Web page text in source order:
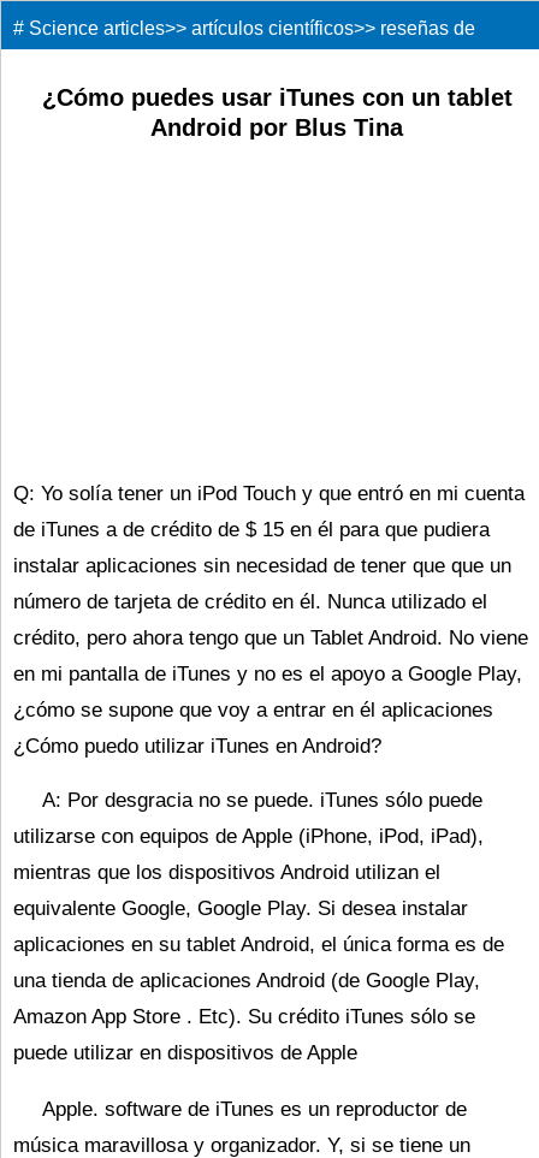
# Science articles>> artículos científicos>> reseñas de
¿Cómo puedes usar iTunes con un tablet
Android por Blus Tina
Q: Yo solía tener un iPod Touch y que entró en mi cuenta
de iTunes a de crédito de $ 15 en él para que pudiera
instalar aplicaciones sin necesidad de tener que que un
número de tarjeta de crédito en él. Nunca utilizado el
crédito, pero ahora tengo que un Tablet Android. No viene
en mi pantalla de iTunes y no es el apoyo a Google Play,
¿cómo se supone que voy a entrar en él aplicaciones
¿Cómo puedo utilizar iTunes en Android?
A: Por desgracia no se puede. iTunes sólo puede
utilizarse con equipos de Apple (iPhone, iPod, iPad),
mientras que los dispositivos Android utilizan el
equivalente Google, Google Play. Si desea instalar
aplicaciones en su tablet Android, el única forma es de
una tienda de aplicaciones Android (de Google Play,
Amazon App Store . Etc). Su crédito iTunes sólo se
puede utilizar en dispositivos de Apple
Apple. software de iTunes es un reproductor de
música maravillosa y organizador. Y, si se tiene un